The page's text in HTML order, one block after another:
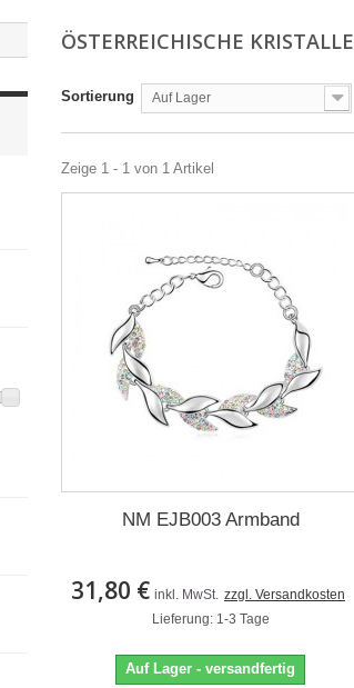
ÖSTERREICHISCHE KRISTALLE
Sortierung Auf Lager
Zeige 1 - 1 von 1 Artikel
NM EJB003 Armband
31,80 € inkl. MwSt. zzgl. Versandkosten
Lieferung: 1-3 Tage
Auf Lager - versandfertig